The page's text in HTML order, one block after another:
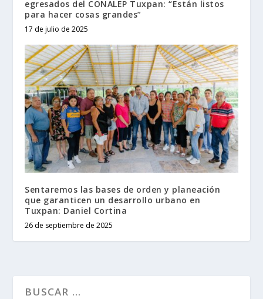
egresados del CONALEP Tuxpan: “Están listos
para hacer cosas grandes”
17 de julio de 2025
Sentaremos las bases de orden y planeación
que garanticen un desarrollo urbano en
Tuxpan: Daniel Cortina
26 de septiembre de 2025